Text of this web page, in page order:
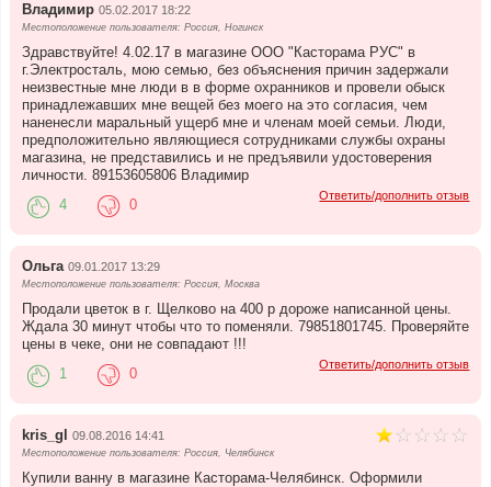
Владимир 05.02.2017 18:22
Местоположение пользователя: Россия, Ногинск
Здравствуйте! 4.02.17 в магазине ООО "Касторама РУС" в
г.Электросталь, мою семью, без объяснения причин задержали
неизвестные мне люди в в форме охранников и провели обыск
принадлежавших мне вещей без моего на это согласия, чем
наненесли маральный ущерб мне и членам моей семьи. Люди,
предположительно являющиеся сотрудниками службы охраны
магазина, не представились и не предъявили удостоверения
личности. 89153605806 Владимир
Ответить/дополнить отзыв
4 0
Ольга 09.01.2017 13:29
Местоположение пользователя: Россия, Москва
Продали цветок в г. Щелково на 400 р дороже написанной цены.
Ждала 30 минут чтобы что то поменяли. 79851801745. Проверяйте
цены в чеке, они не совпадают !!!
Ответить/дополнить отзыв
1 0
kris_gl 09.08.2016 14:41
Местоположение пользователя: Россия, Челябинск
Купили ванну в магазине Касторама-Челябинск. Оформили